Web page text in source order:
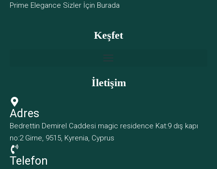
Prime Elegance Sizler İçin Burada
Keşfet
İletişim
Adres
Bedrettin Demirel Caddesi magic residence Kat:9 dış kapı
no:2 Girne, 9515, Kyrenia, Cyprus
Telefon